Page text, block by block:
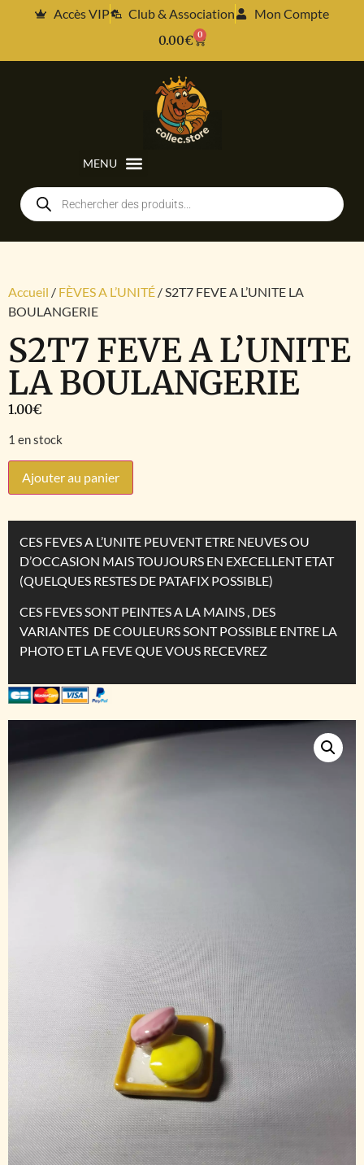
Accès VIP Club & Association
Mon Compte
0.00€ 0
Accueil / FÈVES A L’UNITÉ / S2T7 FEVE A L’UNITE LA
BOULANGERIE
S2T7 FEVE A L’UNITE
LA BOULANGERIE
1.00€
1 en stock
Ajouter au panier
CES FEVES A L’UNITE PEUVENT ETRE NEUVES OU
D’OCCASION MAIS TOUJOURS EN EXECELLENT ETAT
(QUELQUES RESTES DE PATAFIX POSSIBLE)
CES FEVES SONT PEINTES A LA MAINS , DES
VARIANTES DE COULEURS SONT POSSIBLE ENTRE LA
PHOTO ET LA FEVE QUE VOUS RECEVREZ